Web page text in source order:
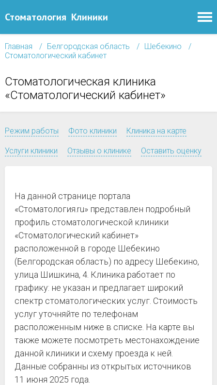
Стоматология Клиники
Главная Белгородская область
Шебекино
Стоматологический кабинет
Стоматологическая клиника
«Стоматологический кабинет»
Режим работы Фото клиники Клиника на карте
Услуги клиники Отзывы о клинике Оставить оценку
На данной странице портала
«Стоматология.ru» представлен подробный
профиль стоматологической клиники
«Стоматологический кабинет»
расположенной в городе Шебекино
(Белгородская область) по адресу Шебекино,
улица Шишкина, 4. Клиника работает по
графику: не указан и предлагает широкий
спектр стоматологических услуг. Стоимость
услуг уточняйте по телефонам
расположенным ниже в списке. На карте вы
также можете посмотреть местонахождение
данной клиники и схему проезда к ней.
Данные собранны из открытых источников
11 июня 2025 года.